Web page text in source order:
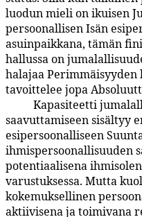
luodun mieli on ikuisen
persoonallisen Isän
asuinpaikkana, tämän
hallussa on
halajaa Perimmäisyyden
tavoittelee jopa
Kapasiteetti
saavuttamiseen sisältyy
esipersoonalliseen
ihmispersoonallisuuden
potentiaalisena
varustuksessa. Mutta
kokemuksellinen
aktiivisena ja toimivana